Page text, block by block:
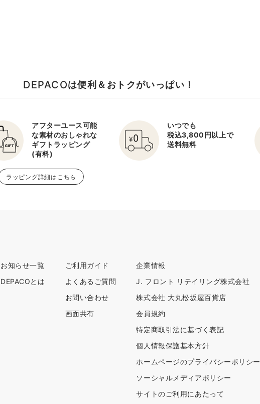
DEPACOは便利＆おトクがいっぱい！
アフターユース可能
な素材のおしゃれな
ギフトラッピング
(有料)
ラッピング詳細はこちら
いつでも
税込3,800円以上で
送料無料
お知らせ一覧
DEPACOとは
ご利用ガイド
よくあるご質問
お問い合わせ
画面共有
企業情報
J. フロント リテイリング株式会社
株式会社 大丸松坂屋百貨店
会員規約
特定商取引法に基づく表記
個人情報保護基本方針
ホームページのプライバシーポリシー
ソーシャルメディアポリシー
サイトのご利用にあたって